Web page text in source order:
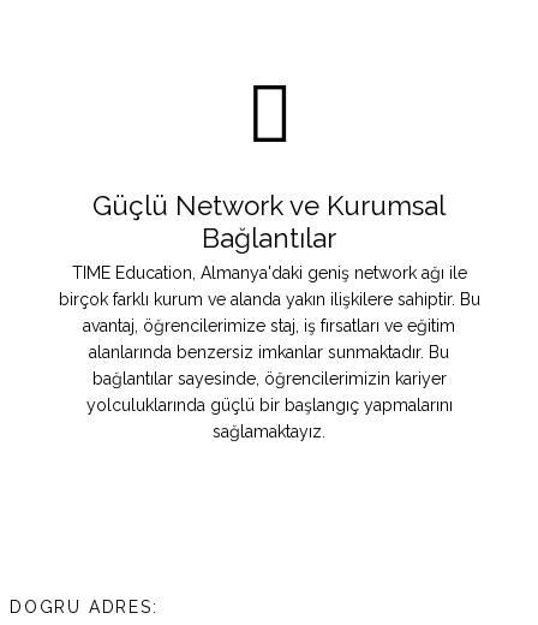
Güçlü Network ve Kurumsal
Bağlantılar
TIME Education, Almanya'daki geniş network ağı ile
birçok farklı kurum ve alanda yakın ilişkilere sahiptir. Bu
avantaj, öğrencilerimize staj, iş fırsatları ve eğitim
alanlarında benzersiz imkanlar sunmaktadır. Bu
bağlantılar sayesinde, öğrencilerimizin kariyer
yolculuklarında güçlü bir başlangıç yapmalarını
sağlamaktayız.
DOGRU ADRES: